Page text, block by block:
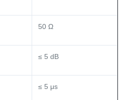
50 Ω
≤ 5 dB
≤ 5 μs